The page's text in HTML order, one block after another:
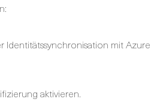
Identitätssynchronisation mit Azure
aktivieren.